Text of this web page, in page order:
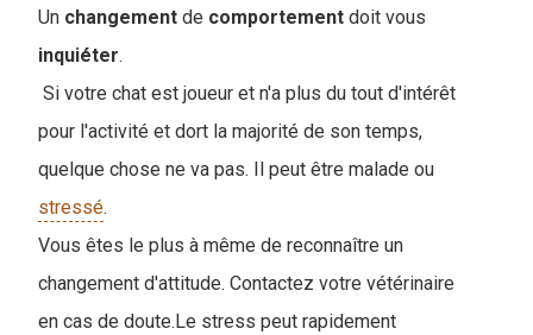
Un changement de comportement doit vous
inquiéter.
Si votre chat est joueur et n'a plus du tout d'intérêt
pour l'activité et dort la majorité de son temps,
quelque chose ne va pas. Il peut être malade ou
stressé.
Vous êtes le plus à même de reconnaître un
changement d'attitude. Contactez votre vétérinaire
en cas de doute.Le stress peut rapidement